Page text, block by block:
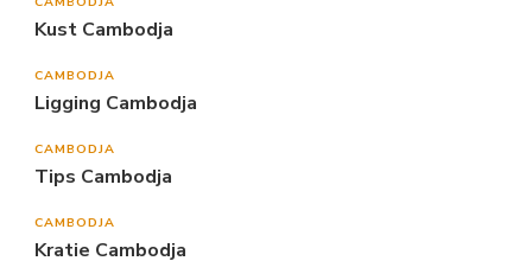
Kust Cambodja
CAMBODJA
Ligging Cambodja
CAMBODJA
Tips Cambodja
CAMBODJA
Kratie Cambodja